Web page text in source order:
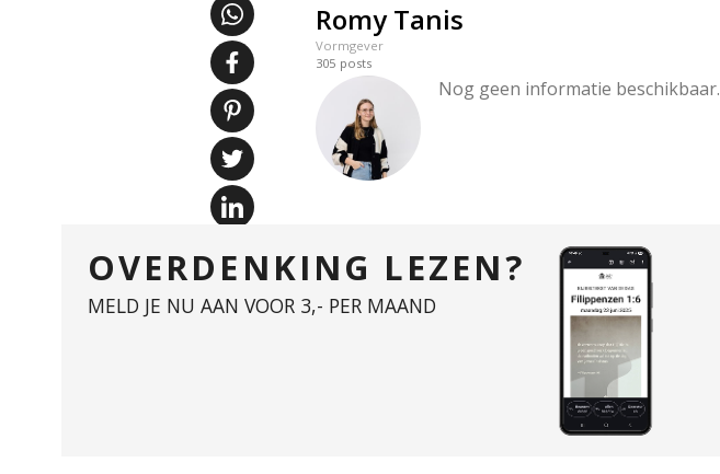
Romy Tanis
Vormgever
305 posts
Nog geen informatie beschikbaar.
OVERDENKING LEZEN?
MELD JE NU AAN VOOR 3,- PER MAAND